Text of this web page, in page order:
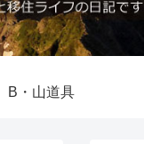
B・山道具